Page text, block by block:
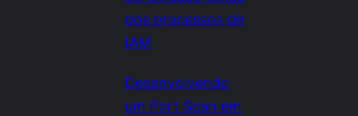
dos processos de
IAM
Desenvolvendo
um Port Scan em